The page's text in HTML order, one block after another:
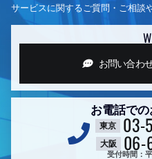
サービスに関するご質問・ご相談
お問い合わ
お電話で
東京 03-
大阪 06-
受付時間：